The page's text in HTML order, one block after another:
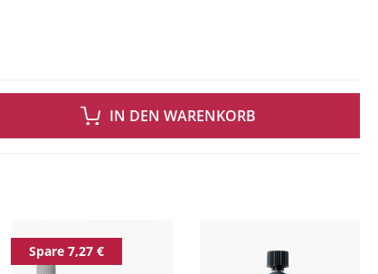
IN DEN WARENKORB
Spare 7,27 €